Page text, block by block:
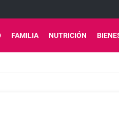
FAMILIA NUTRICIÓN